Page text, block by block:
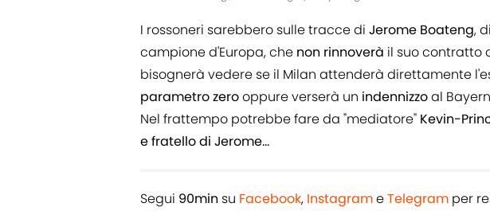
I rossoneri sarebbero sulle tracce di Jerome Boateng,
campione d'Europa, che non rinnoverà il suo contratto
bisognerà vedere se il Milan attenderà direttamente
parametrozerooppure verserà un indennizzoal
Nel frattempo potrebbe fare da "mediatore" Kevin-
e fratello di Jerome...
Segui 90min su Facebook, InstagrameTelegram per